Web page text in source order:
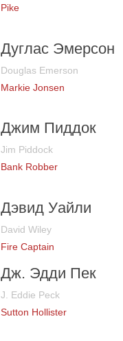
Pike
Дуглас Эмерсон
Douglas Emerson
Markie Jonsen
Джим Пиддок
Jim Piddock
Bank Robber
Дэвид Уайли
David Wiley
Fire Captain
Дж. Эдди Пек
J. Eddie Peck
Sutton Hollister